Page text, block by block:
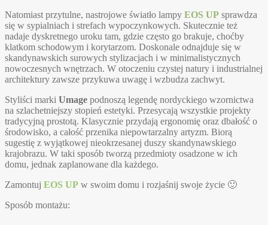
Natomiast przytulne, nastrojowe światło lampy EOS UP sprawdza
się w sypialniach i strefach wypoczynkowych. Skutecznie też
nadaje dyskretnego uroku tam, gdzie często go brakuje, choćby
klatkom schodowym i korytarzom. Doskonale odnajduje się w
skandynawskich surowych stylizacjach i w minimalistycznych
nowoczesnych wnętrzach. W otoczeniu czystej natury i industrialnej
architektury zawsze przykuwa uwagę i wzbudza zachwyt.
Styliści marki Umage podnoszą legendę nordyckiego wzornictwa
na szlachetniejszy stopień estetyki. Przesycają wszystkie projekty
tradycyjną prostotą. Klasycznie przydają ergonomię oraz dbałość o
środowisko, a całość przenika niepowtarzalny artyzm. Biorą
sugestię z wyjątkowej nieokrzesanej duszy skandynawskiego
krajobrazu. W taki sposób tworzą przedmioty osadzone w ich
domu, jednak zaplanowane dla każdego.
Zamontuj EOS UP w swoim domu i rozjaśnij swoje życie 🙂
Sposób montażu: